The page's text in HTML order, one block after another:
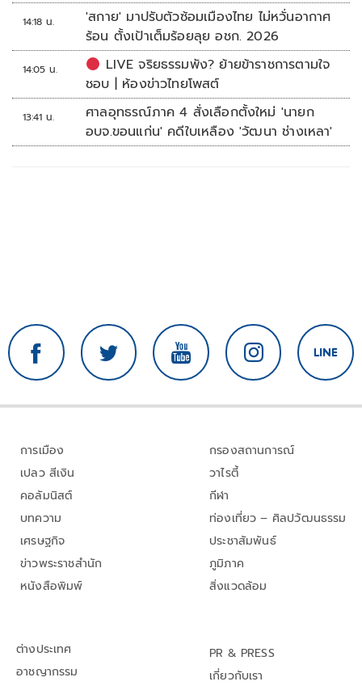
14:18 น.
'สกาย' มาปรับตัวซ้อมเมืองไทย ไม่หวั่นอากาศ
ร้อน ตั้งเป้าเต็มร้อยลุย อชก. 2026
14:05 น.
LIVE จริยธรรมพัง? ย้ายข้าราชการตามใจ
ชอบ | ห้องข่าวไทยโพสต์
13:41 น.
ศาลอุทธรณ์ภาค 4 สั่งเลือกตั้งใหม่ 'นายก
อบจ.ขอนแก่น' คดีใบเหลือง 'วัฒนา ช่างเหลา'
การเมือง
เปลว สีเงิน
คอลัมนิสต์
บทความ
เศรษฐกิจ
ข่าวพระราชสำนัก
หนังสือพิมพ์
กรองสถานการณ์
วาไรตี้
กีฬา
ท่องเที่ยว – ศิลปวัฒนธรรม
ประชาสัมพันธ์
ภูมิภาค
สิ่งแวดล้อม
ต่างประเทศ
อาชญากรรม
PR & PRESS
เกี่ยวกับเรา